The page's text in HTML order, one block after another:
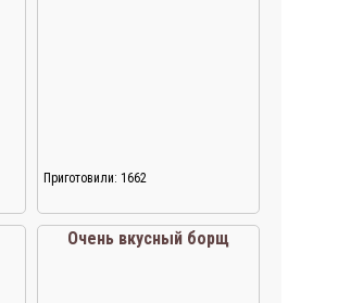
Приготовили: 1662
Очень вкусный борщ